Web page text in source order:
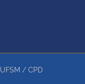
UFSM / CPD